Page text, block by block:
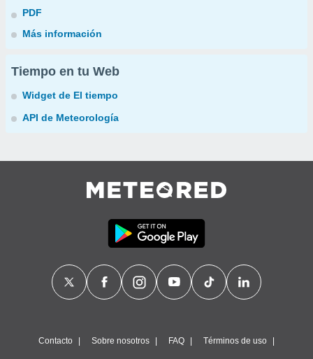
PDF
Más información
Tiempo en tu Web
Widget de El tiempo
API de Meteorología
Contacto Sobre nosotros FAQ Términos de uso